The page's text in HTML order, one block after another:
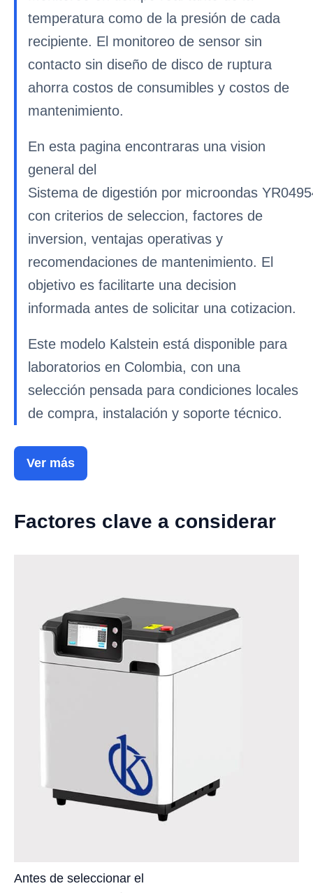
temperatura como de la presión de cada
recipiente. El monitoreo de sensor sin
contacto sin diseño de disco de ruptura
ahorra costos de consumibles y costos de
mantenimiento.
En esta pagina encontraras una vision
general del
Sistema de digestión por microondas
con criterios de seleccion, factores de
inversion, ventajas operativas y
recomendaciones de mantenimiento. El
objetivo es facilitarte una decision
informada antes de solicitar una cotizacion.
Este modelo Kalstein está disponible para
laboratorios en Colombia, con una
selección pensada para condiciones locales
de compra, instalación y soporte técnico.
Ver más
Factores clave a considerar
Antes de seleccionar el